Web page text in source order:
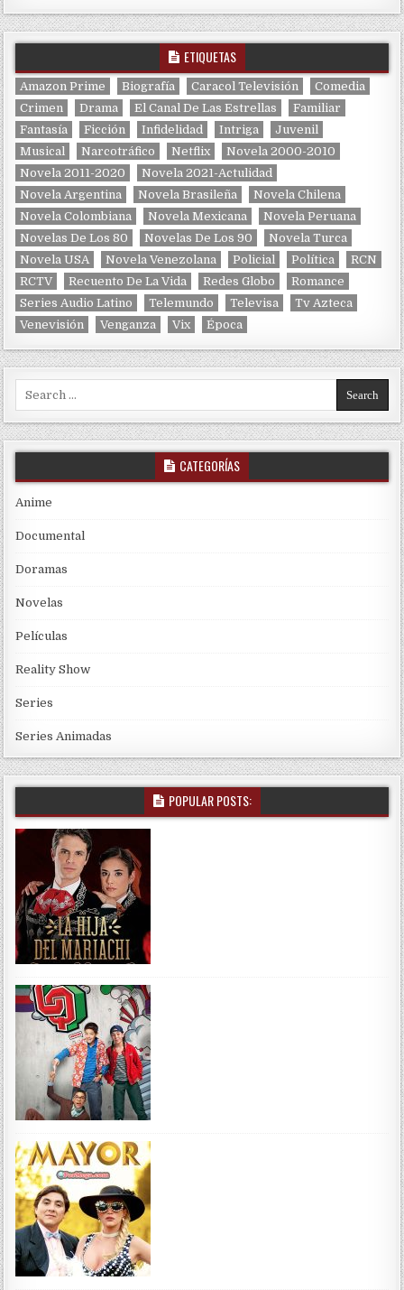
ETIQUETAS
Amazon Prime Biografía Caracol Televisión
Comedia
Crimen
Drama El Canal De Las Estrellas
Familiar
Fantasía
Ficción Infidelidad Intriga
Juvenil
Musical
Narcotráfico Netflix
Novela 2000-2010
Novela 2011-2020
Novela 2021-Actulidad
Novela Argentina
Novela Brasileña
Novela Chilena
Novela Colombiana
Novela Mexicana
Novela Peruana
Novelas De Los 80
Novelas De Los 90
Novela Turca
Novela USA
Novela Venezolana Policial Política
RCN
RCTV
Recuento De La Vida Redes Globo
Romance
Series Audio Latino
Telemundo Televisa
Tv Azteca
Venevisión
Venganza Vix Época
Search for:
CATEGORÍAS
Anime
Documental
Doramas
Novelas
Películas
Reality Show
Series
Series Animadas
POPULAR POSTS: